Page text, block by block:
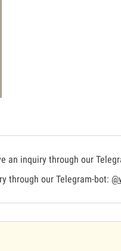
an inquiry through our
through our Telegram-bot: